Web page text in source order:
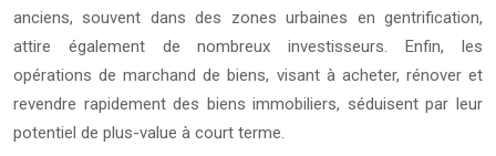
anciens, souvent dans des zones urbaines en gentrification,
attire également de nombreux investisseurs. Enfin, les
opérations de marchand de biens, visant à acheter, rénover et
revendre rapidement des biens immobiliers, séduisent par leur
potentiel de plus-value à court terme.